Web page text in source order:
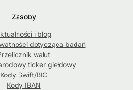
Zasoby
i blog
dotycząca badań
walut
ticker giełdowy
Kody Swift/BIC
Kody IBAN